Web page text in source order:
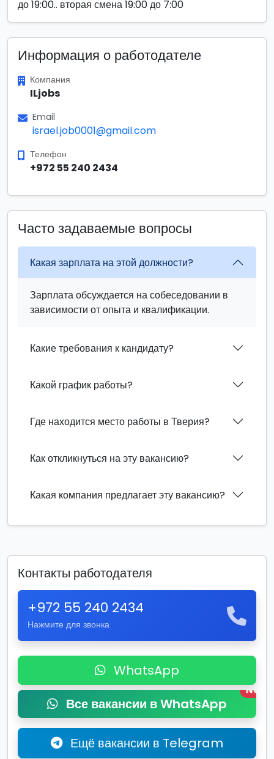
до 19:00.. вторая смена 19:00 до 7:00
Информация о работодателе
Компания
ILjobs
Email
israel.job0001@gmail.com
Телефон
+972 55 240 2434
Часто задаваемые вопросы
Какая зарплата на этой должности?
Зарплата обсуждается на собеседовании в
зависимости от опыта и квалификации.
Какие требования к кандидату?
Какой график работы?
Где находится место работы в Тверия?
Как откликнуться на эту вакансию?
Какая компания предлагает эту вакансию?
Контакты работодателя
+972 55 240 2434
Нажмите для звонка
WhatsApp
Все вакансии в WhatsApp
New
Ещё вакансии в Telegram